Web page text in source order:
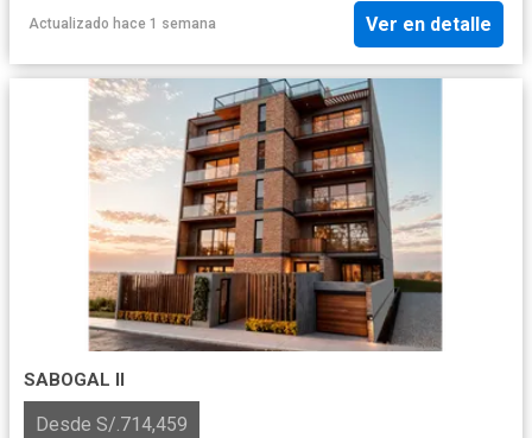
Actualizado hace 1 semana Ver en detalle
SABOGAL II
Desde S/.714,459